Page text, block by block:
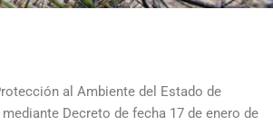
al Ambiente del Estado de
Decreto de fecha 17 de enero de